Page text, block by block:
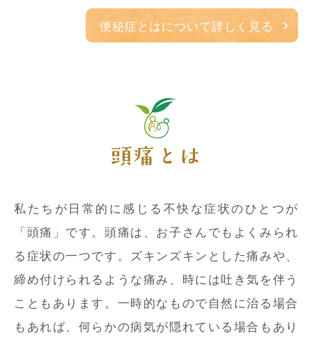
便秘症とはについて詳しく見る
頭痛とは
私たちが日常的に感じる不快な症状のひとつが
「頭痛」です。頭痛は、お子さんでもよくみられ
る症状の一つです。ズキンズキンとした痛みや、
締め付けられるような痛み、時には吐き気を伴う
こともあります。一時的なもので自然に治る場合
もあれば、何らかの病気が隠れている場合もあり